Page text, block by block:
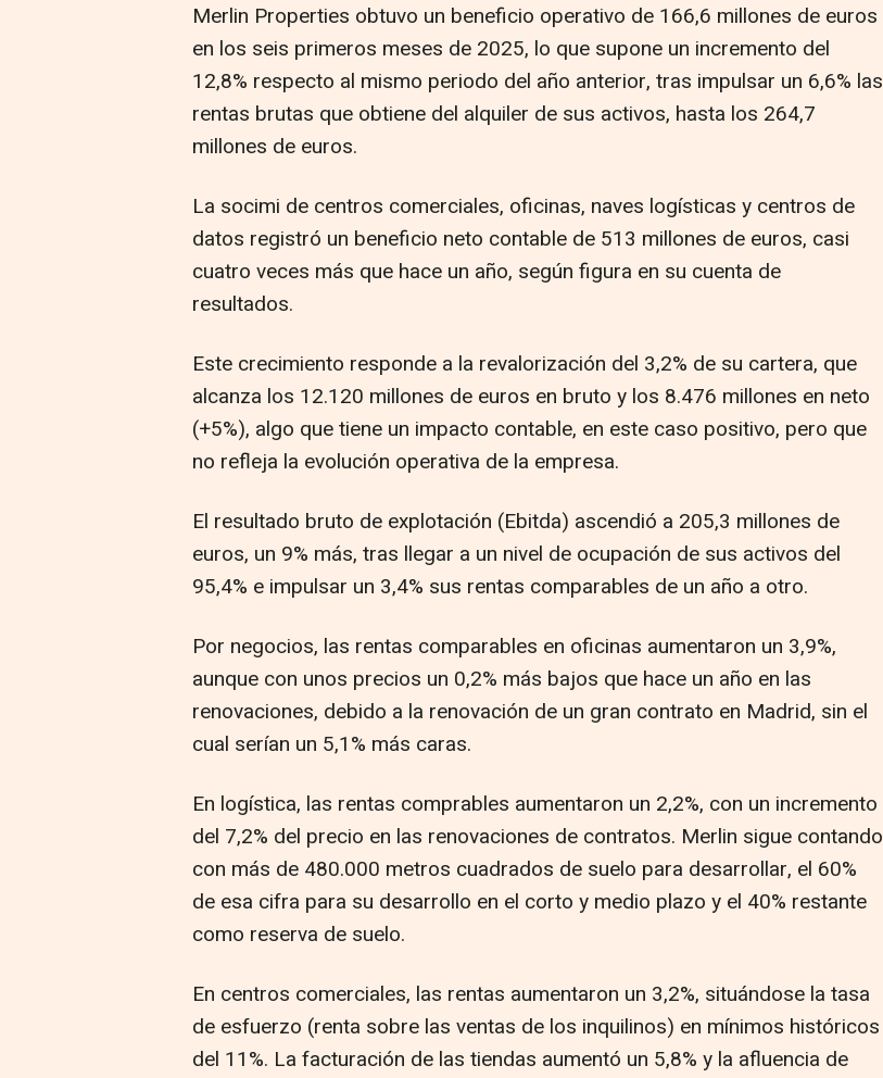
Merlin Properties obtuvo un beneficio operativo de 166,6 millones de euros
en los seis primeros meses de 2025, lo que supone un incremento del
12,8% respecto al mismo periodo del año anterior, tras impulsar un 6,6% las
rentas brutas que obtiene del alquiler de sus activos, hasta los 264,7
millones de euros.
La socimi de centros comerciales, oficinas, naves logísticas y centros de
datos registró un beneficio neto contable de 513 millones de euros, casi
cuatro veces más que hace un año, según figura en su cuenta de
resultados.
Este crecimiento responde a la revalorización del 3,2% de su cartera, que
alcanza los 12.120 millones de euros en bruto y los 8.476 millones en neto
(+5%), algo que tiene un impacto contable, en este caso positivo, pero que
no refleja la evolución operativa de la empresa.
El resultado bruto de explotación (Ebitda) ascendió a 205,3 millones de
euros, un 9% más, tras llegar a un nivel de ocupación de sus activos del
95,4% e impulsar un 3,4% sus rentas comparables de un año a otro.
Por negocios, las rentas comparables en oficinas aumentaron un 3,9%,
aunque con unos precios un 0,2% más bajos que hace un año en las
renovaciones, debido a la renovación de un gran contrato en Madrid, sin el
cual serían un 5,1% más caras.
En logística, las rentas comprables aumentaron un 2,2%, con un incremento
del 7,2% del precio en las renovaciones de contratos. Merlin sigue contando
con más de 480.000 metros cuadrados de suelo para desarrollar, el 60%
de esa cifra para su desarrollo en el corto y medio plazo y el 40% restante
como reserva de suelo.
En centros comerciales, las rentas aumentaron un 3,2%, situándose la tasa
de esfuerzo (renta sobre las ventas de los inquilinos) en mínimos históricos
del 11%. La facturación de las tiendas aumentó un 5,8% y la afluencia de